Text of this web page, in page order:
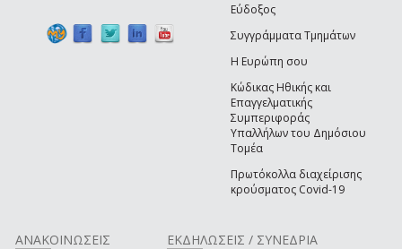
Εύδοξος
Συγγράμματα Τμημάτων
Η Ευρώπη σου
Κώδικας Ηθικής και
Επαγγελματικής
Συμπεριφοράς
Υπαλλήλων του Δημόσιου
Τομέα
Πρωτόκολλα διαχείρισης
κρούσματος Covid-19
ΑΝΑΚΟΙΝΩΣΕΙΣ ΕΚΔΗΛΩΣΕΙΣ / ΣΥΝΕΔΡΙΑ